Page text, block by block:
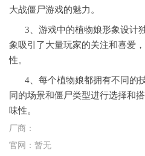
大战僵尸游戏的魅力。
3、游戏中的植物娘形象设计
象吸引了大量玩家的关注和喜爱
性。
4、每个植物娘都拥有不同的
同的场景和僵尸类型进行选择和
味性。
厂商：
官网： 暂无